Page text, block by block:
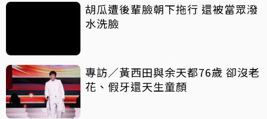
胡瓜遭後輩臉朝下拖行 還被當眾潑
水洗臉
專訪／黃西田與余天都76歲 卻沒老
花、假牙還天生童顏